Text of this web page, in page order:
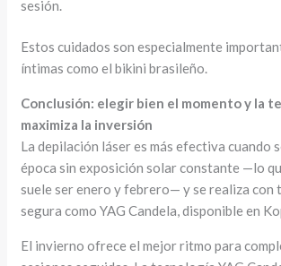
sesión.
Estos cuidados son especialmente
íntimas como el bikini brasileño.
Conclusión: elegir bien el momento y la
maximiza la inversión
La depilación láser es más efectiva cuando
época sin exposición solar constante —lo
suele ser enero y febrero— y se realiza con
segura como YAG Candela, disponible en
El invierno ofrece el mejor ritmo para